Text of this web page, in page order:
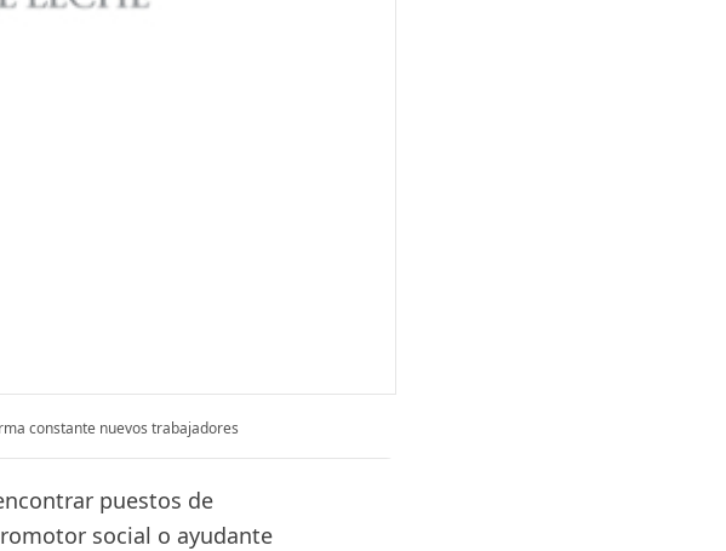
constante nuevos trabajadores
puestos de
social o ayudante